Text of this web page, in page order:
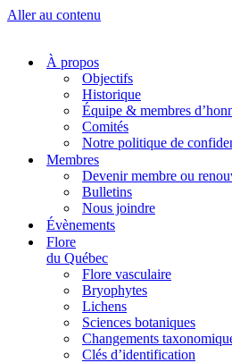
Aller au contenu
À propos
Objectifs
Historique
Équipe & membres
Comités
Notre politique de
Membres
Devenir membre ou
Bulletins
Nous joindre
Évènements
Flore
du Québec
Flore vasculaire
Bryophytes
Lichens
Sciences botaniques
Changements
Clés d’identification